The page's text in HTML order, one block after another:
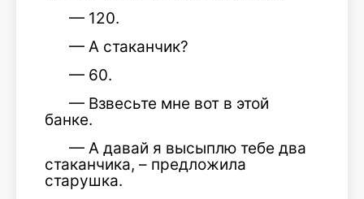
— 120.
— А стаканчик?
— 60.
— Взвесьте мне вот в этой
банке.
— А давай я высыплю тебе два
стаканчика, – предложила
старушка.